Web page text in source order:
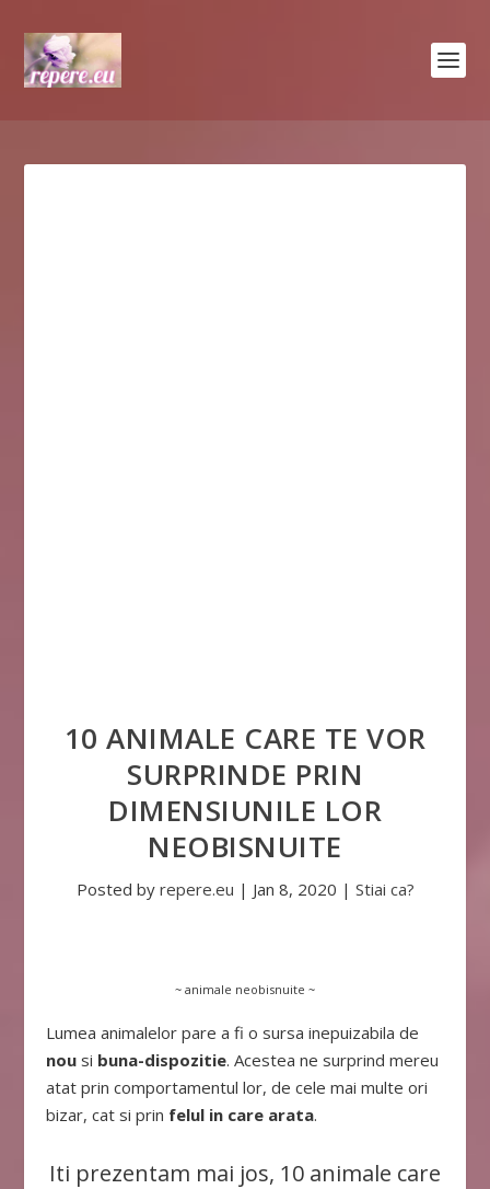
10 ANIMALE CARE TE VOR
SURPRINDE PRIN
DIMENSIUNILE LOR
NEOBISNUITE
Posted by repere.eu | Jan 8, 2020 | Stiai ca?
~ animale neobisnuite ~
Lumea animalelor pare a fi o sursa inepuizabila de
nou si buna-dispozitie. Acestea ne surprind mereu
atat prin comportamentul lor, de cele mai multe ori
bizar, cat si prin felul in care arata.
Iti prezentam mai jos, 10 animale care